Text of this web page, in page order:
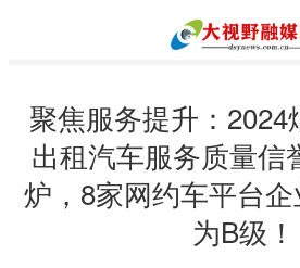
聚焦服务提升：2024
出租汽车服务质量信
炉，8家网约车平台
为B级！